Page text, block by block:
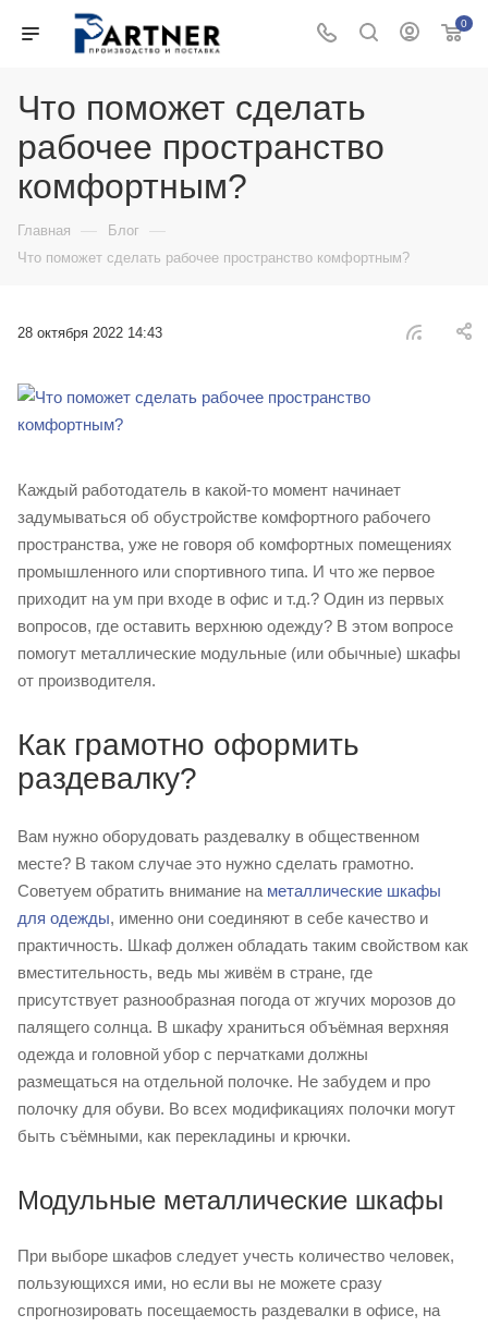
0
Что поможет сделать
рабочее пространство
комфортным?
Главная — Блог —
Что поможет сделать рабочее пространство комфортным?
28 октября 2022 14:43
Каждый работодатель в какой-то момент начинает
задумываться об обустройстве комфортного рабочего
пространства, уже не говоря об комфортных помещениях
промышленного или спортивного типа. И что же первое
приходит на ум при входе в офис и т.д.? Один из первых
вопросов, где оставить верхнюю одежду? В этом вопросе
помогут металлические модульные (или обычные) шкафы
от производителя.
Как грамотно оформить
раздевалку?
Вам нужно оборудовать раздевалку в общественном
месте? В таком случае это нужно сделать грамотно.
Советуем обратить внимание на металлические шкафы
для одежды, именно они соединяют в себе качество и
практичность. Шкаф должен обладать таким свойством как
вместительность, ведь мы живём в стране, где
присутствует разнообразная погода от жгучих морозов до
палящего солнца. В шкафу храниться объёмная верхняя
одежда и головной убор с перчатками должны
размещаться на отдельной полочке. Не забудем и про
полочку для обуви. Во всех модификациях полочки могут
быть съёмными, как перекладины и крючки.
Модульные металлические шкафы
При выборе шкафов следует учесть количество человек,
пользующихся ими, но если вы не можете сразу
спрогнозировать посещаемость раздевалки в офисе, на